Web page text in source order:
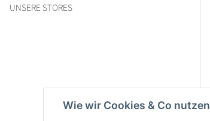
UNSERE STORES
Wie wir Cookies & Co nutzen